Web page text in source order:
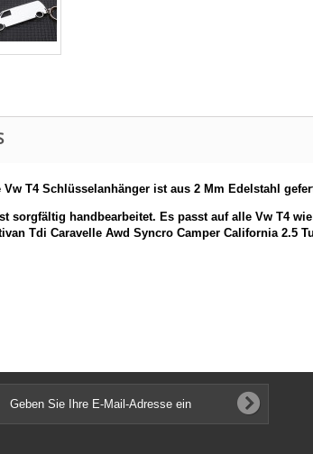
Vw T4 Schlüsselanhänger ist aus 2 Mm Edelstahl
sorgfältig handbearbeitet. Es passt auf alle Vw T4
Tdi Caravelle Awd Syncro Camper California 2.5